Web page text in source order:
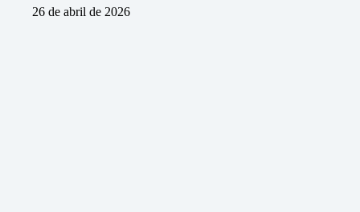
26 de abril de 2026